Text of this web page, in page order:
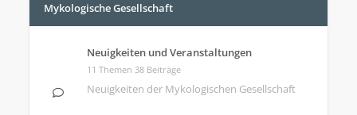
Mykologische Gesellschaft
Neuigkeiten und Veranstaltungen
11 Themen 38 Beiträge
Neuigkeiten der Mykologischen Gesellschaft